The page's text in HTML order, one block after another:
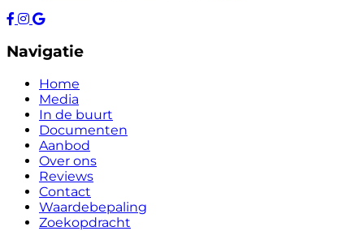
Navigatie
Home
Media
In de buurt
Documenten
Aanbod
Over ons
Reviews
Contact
Waardebepaling
Zoekopdracht